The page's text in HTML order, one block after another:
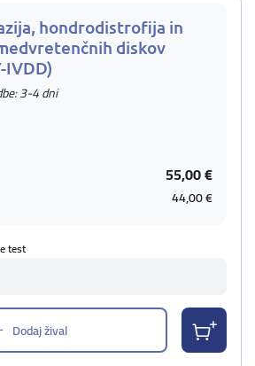
hondrodistrofija in
diskov
IVDD)
3-4 dni
55,00 €
44,00 €
test
Dodaj žival